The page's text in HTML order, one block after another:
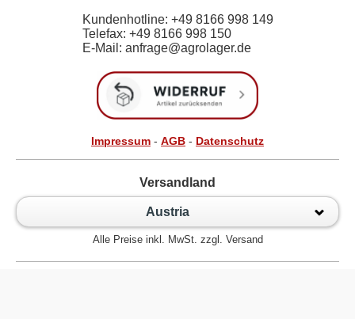
Kundenhotline: +49 8166 998 149
Telefax: +49 8166 998 150
E-Mail: anfrage@agrolager.de
Impressum - AGB - Datenschutz
Versandland
Austria
Alle Preise inkl. MwSt. zzgl. Versand